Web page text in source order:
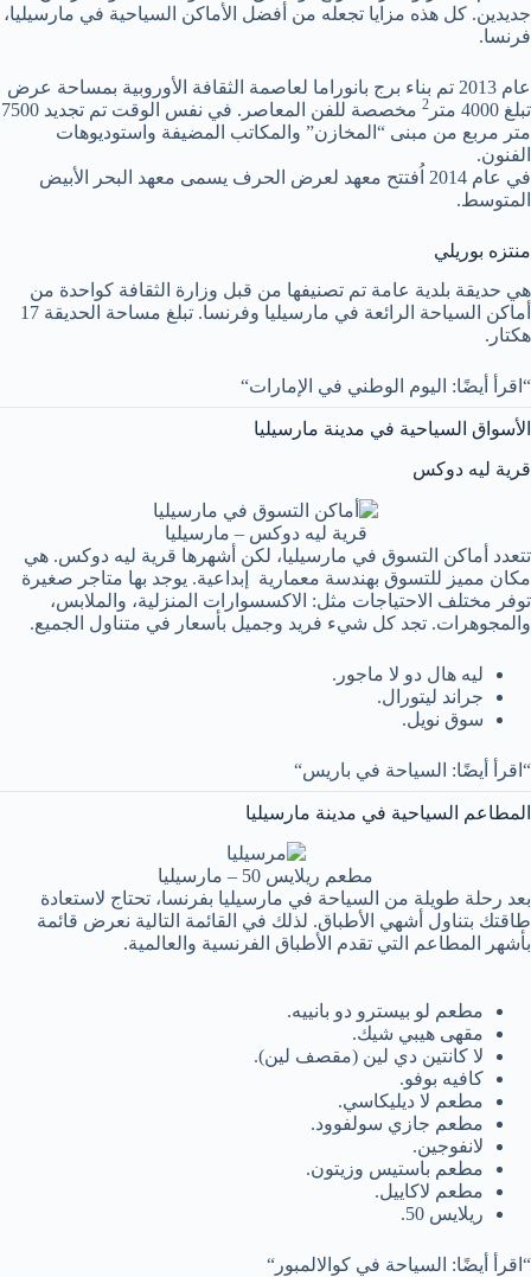
جديدين. كل هذه مزايا تجعله من أفضل الأماكن السياحية في مارسيليا،
فرنسا.
عام 2013 تم بناء برج بانوراما لعاصمة الثقافة الأوروبية بمساحة عرض
تبلغ 4000 متر
2
مخصصة للفن المعاصر. في نفس الوقت تم تجديد 7500
متر مربع من مبنى “المخازن” والمكاتب المضيفة واستوديوهات
الفنون.
في عام 2014 اُفتتح معهد لعرض الحرف يسمى معهد البحر الأبيض
المتوسط.
منتزه بوريلي
هي حديقة بلدية عامة تم تصنيفها من قبل وزارة الثقافة كواحدة من
أماكن السياحة الرائعة في مارسيليا وفرنسا. تبلغ مساحة الحديقة 17
هكتار.
“اقرأ أيضًا: اليوم الوطني في الإمارات“
الأسواق السياحية في مدينة مارسيليا
قرية ليه دوكس
قرية ليه دوكس – مارسيليا
تتعدد أماكن التسوق في مارسيليا، لكن أشهرها قرية ليه دوكس. هي
مكان مميز للتسوق بهندسة معمارية إبداعية. يوجد بها متاجر صغيرة
توفر مختلف الاحتياجات مثل: الاكسسوارات المنزلية، والملابس،
والمجوهرات. تجد كل شيء فريد وجميل بأسعار في متناول الجميع.
ليه هال دو لا ماجور.
جراند ليتورال.
سوق نويل.
“اقرأ أيضًا: السياحة في باريس“
المطاعم السياحية في مدينة مارسيليا
مطعم ريلايس 50 – مارسيليا
بعد رحلة طويلة من السياحة في مارسيليا بفرنسا، تحتاج لاستعادة
طاقتك بتناول أشهي الأطباق. لذلك في القائمة التالية نعرض قائمة
بأشهر المطاعم التي تقدم الأطباق الفرنسية والعالمية.
مطعم لو بيسترو دو بانييه.
مقهى هيبي شيك.
لا كانتين دي لين (مقصف لين).
كافيه بوفو.
مطعم لا ديليكاسي.
مطعم جازي سولفوود.
لانفوجين.
مطعم باستيس وزيتون.
مطعم لاكاييل.
ريلايس 50.
“اقرأ أيضًا: السياحة في كوالالمبور“